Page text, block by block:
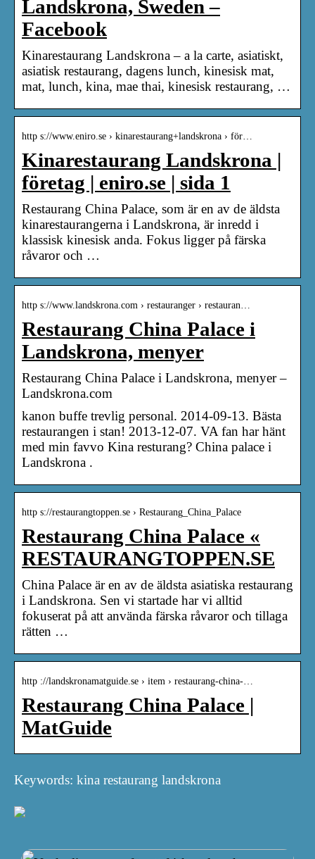
Landskrona, Sweden –
Facebook
Kinarestaurang Landskrona – a la carte, asiatiskt,
asiatisk restaurang, dagens lunch, kinesisk mat,
mat, lunch, kina, mae thai, kinesisk restaurang, …
http s://www.eniro.se › kinarestaurang+landskrona › för…
Kinarestaurang Landskrona |
företag | eniro.se | sida 1
Restaurang China Palace, som är en av de äldsta
kinarestaurangerna i Landskrona, är inredd i
klassisk kinesisk anda. Fokus ligger på färska
råvaror och …
http s://www.landskrona.com › restauranger › restauran…
Restaurang China Palace i
Landskrona, menyer
Restaurang China Palace i Landskrona, menyer –
Landskrona.com
kanon buffe trevlig personal. 2014-09-13. Bästa
restaurangen i stan! 2013-12-07. VA fan har hänt
med min favvo Kina resturang? China palace i
Landskrona .
http s://restaurangtoppen.se › Restaurang_China_Palace
Restaurang China Palace «
RESTAURANGTOPPEN.SE
China Palace är en av de äldsta asiatiska restaurang
i Landskrona. Sen vi startade har vi alltid
fokuserat på att använda färska råvaror och tillaga
rätten …
http ://landskronamatguide.se › item › restaurang-china-…
Restaurang China Palace |
MatGuide
Keywords: kina restaurang landskrona